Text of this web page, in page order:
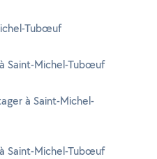
Tubœuf
Saint-Michel-Tubœuf
à Saint-Michel-
Saint-Michel-Tubœuf